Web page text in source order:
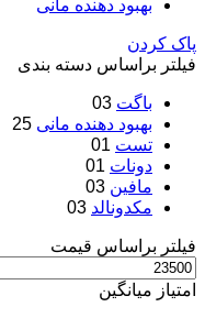
بهبود دهنده‌ مانی
پاک کردن
فیلتر براساس دسته بندی
باگت 03
بهبود دهنده‌ مانی 25
تست 01
دونات 01
مافین 03
مکدونالد 03
فیلتر براساس قیمت
امتیاز میانگین